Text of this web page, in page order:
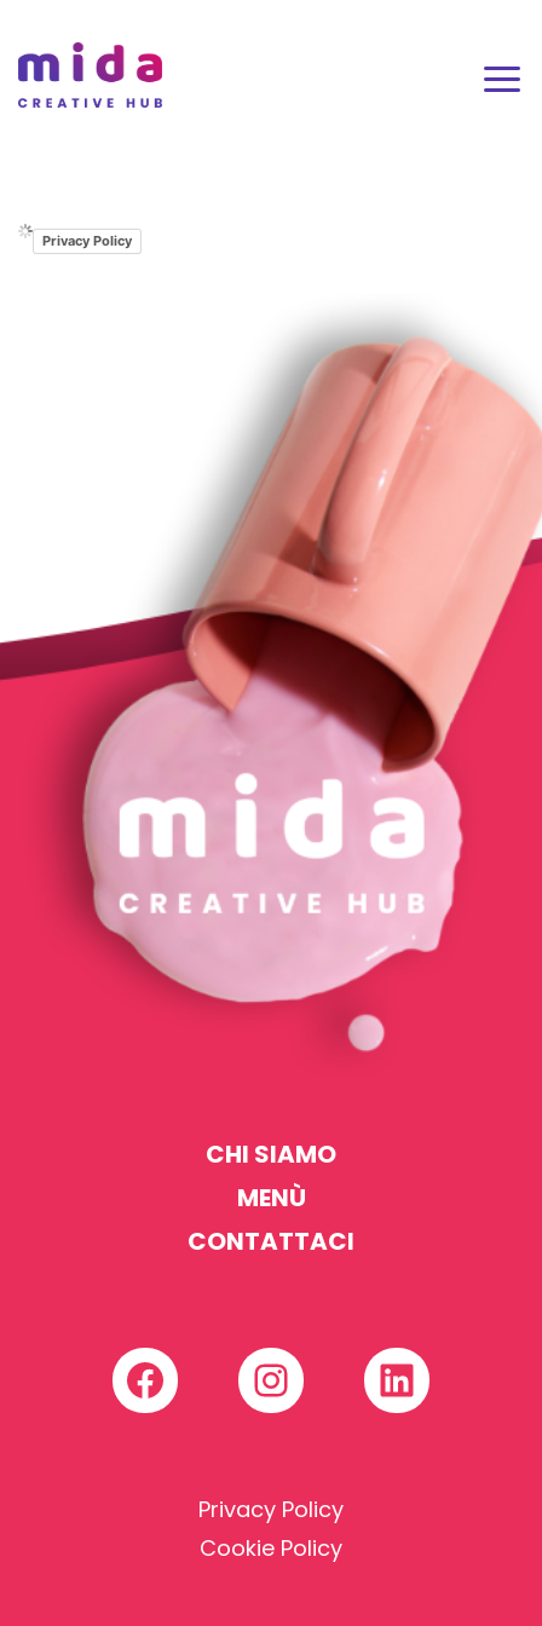
Privacy Policy
CHI SIAMO
MENÙ
CONTATTACI
FacebookInstagram
Privacy Policy
Cookie Policy